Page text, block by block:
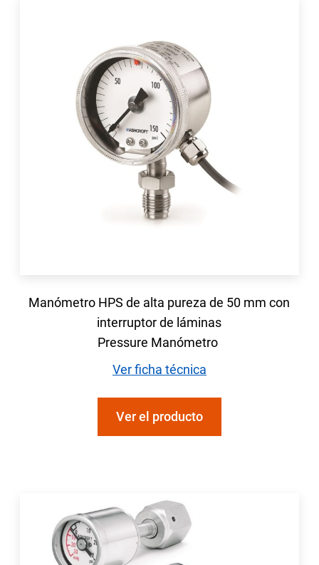
Manómetro HPS de alta pureza de 50 mm con
interruptor de láminas
Pressure Manómetro
Ver ficha técnica
Ver el producto